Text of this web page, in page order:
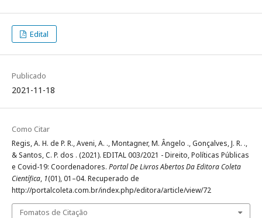
Edital
Publicado
2021-11-18
Como Citar
Regis, A. H. de P. R., Aveni, A. ., Montagner, M. Ângelo ., Gonçalves, J. R. .,
& Santos, C. P. dos . (2021). EDITAL 003/2021 - Direito, Políticas Públicas
e Covid-19: Coordenadores. Portal De Livros Abertos Da Editora Coleta
Científica, 1(01), 01–04. Recuperado de
http://portalcoleta.com.br/index.php/editora/article/view/72
Fomatos de Citação